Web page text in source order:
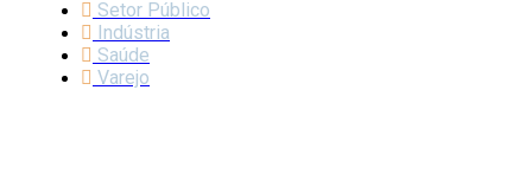
Setor Público
Indústria
Saúde
Varejo